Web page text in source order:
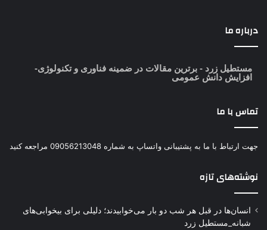
درباره ما
مستطیل زرد - برترین مقالات در ضمینه فناوری و تکنولوژی-
افزایش دانش عمومی
تماس با ما
جهت ارتباط با ما به پشتیبانی واتساپ به شماره 09056213048 مراجعه کنید
نوشته‌های تازه
انسان‌ها در قبل هر شب دو بار می‌خوابیدند؛ دلیلی برای بیخوابی‌های
شبانه_مستطیل زرد